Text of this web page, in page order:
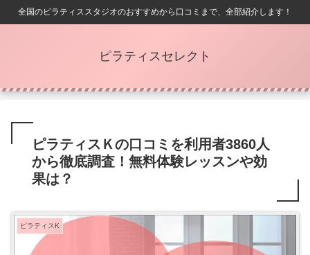
全国のピラティススタジオのおすすめから口コミまで、全部紹介します！
ピラティスセレクト
ピラティスＫの口コミを利用者3860人
から徹底調査！無料体験レッスンや効
果は？
ピラティスK